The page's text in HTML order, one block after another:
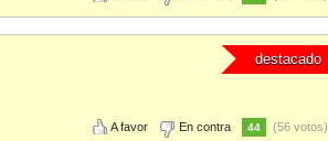
destacado
A favor En contra 44 (56 votos)